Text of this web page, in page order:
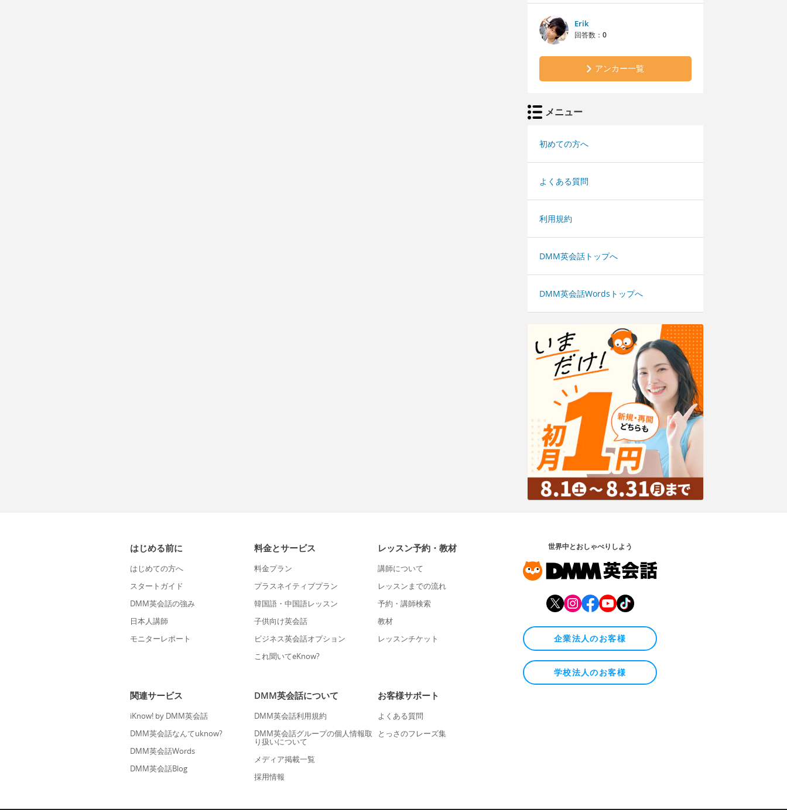
Erik
回答数： 0
アンカー一覧
メニュー
初めての方へ
よくある質問
利用規約
DMM英会話トップへ
DMM英会話Wordsトップへ
はじめる前に
はじめての方へ
スタートガイド
DMM英会話の強み
日本人講師
モニターレポート
料金とサービス
料金プラン
プラスネイティブプラン
韓国語・中国語レッスン
子供向け英会話
ビジネス英会話オプション
これ聞いてeKnow?
レッスン予約・教材
講師について
レッスンまでの流れ
予約・講師検索
教材
レッスンチケット
関連サービス
iKnow! by DMM英会話
DMM英会話なんてuknow?
DMM英会話Words
DMM英会話Blog
DMM英会話について
DMM英会話利用規約
DMM英会話グループの個人情報取
り扱いについて
メディア掲載一覧
採用情報
お客様サポート
よくある質問
とっさのフレーズ集
世界中とおしゃべりしよう
企業法人のお客様
学校法人のお客様